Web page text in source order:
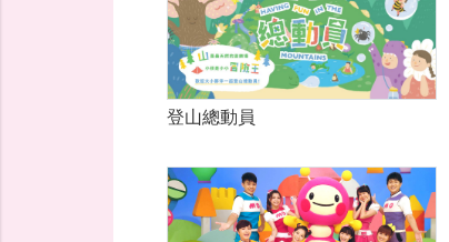
登山總動員